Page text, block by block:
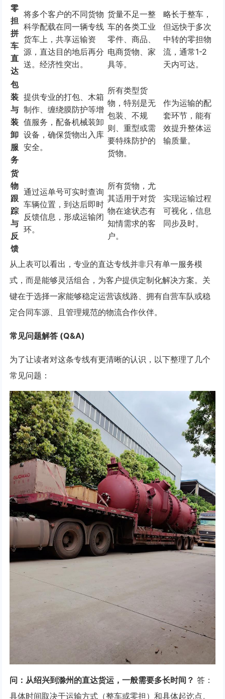
零
担
拼
车
直
达
将多个客户的不同货物
科学配载在同一辆专线
货车上，共享运输资
源，直达目的地后再分
送。经济性突出。
货量不足一整
车的各类工业
零件、商品、
电商货物、家
具等。
略长于整车，
但远快于多次
中转的零担物
流，通常1-2
天内可达。
包
装
与
装
卸
服
务
提供专业的打包、木箱
制作、缠绕膜防护等增
值服务，配备机械装卸
设备，确保货物出入库
安全。
所有类型货
物，特别是无
包装、不规
则、重型或需
要特殊防护的
货物。
作为运输的配
套环节，能有
效提升整体运
输质量。
货
物
跟
踪
与
反
馈
通过运单号可实时查询
车辆位置，到达后即时
反馈信息，形成运输闭
环。
所有货物，尤
其适用于对货
物在途状态有
知情需求的客
户。
实现运输过程
可视化，信息
同步及时。
从上表可以看出，专业的直达专线并非只有单一服务模
式，而是能够灵活组合，为客户提供定制化解决方案。关
键在于选择一家能够稳定运营该线路、拥有自营车队或稳
定合同车源、且管理规范的物流合作伙伴。
常见问题解答 (Q&A)
为了让读者对这条专线有更清晰的认识，以下整理了几个
常见问题：
问：从绍兴到滁州的直达货运，一般需要多长时间？ 答：
具体时间取决于运输方式（整车或零担）和具体起讫点。